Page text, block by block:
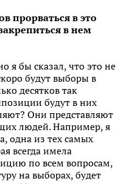
прорваться в это
в нем
я бы сказал, что это не
будут выборы в
десятков так
будут в них
Они представляют
людей. Например, я
одна из тех самых
всегда имела
по всем вопросам,
на выборах, будет